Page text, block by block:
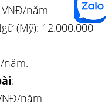
năm
(Mỹ): 12.000.000
năm.
:
năm